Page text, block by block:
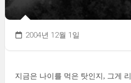
2004년 12월 1일
지금은 나이를 먹은 탓인지, 그게